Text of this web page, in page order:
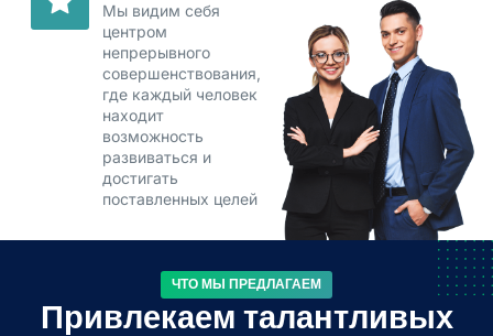
Мы видим себя
центром
непрерывного
совершенствования,
где каждый человек
находит
возможность
развиваться и
достигать
поставленных целей
ЧТО МЫ ПРЕДЛАГАЕМ
Привлекаем талантливых